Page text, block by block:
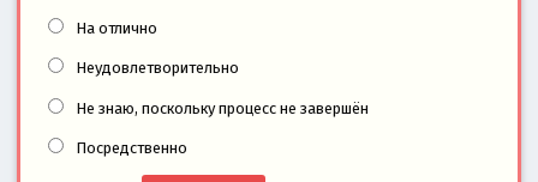
На отлично
Неудовлетворительно
Не знаю, поскольку процесс не завершён
Посредственно